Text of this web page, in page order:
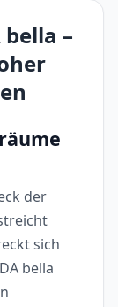
–
der
sich
bella